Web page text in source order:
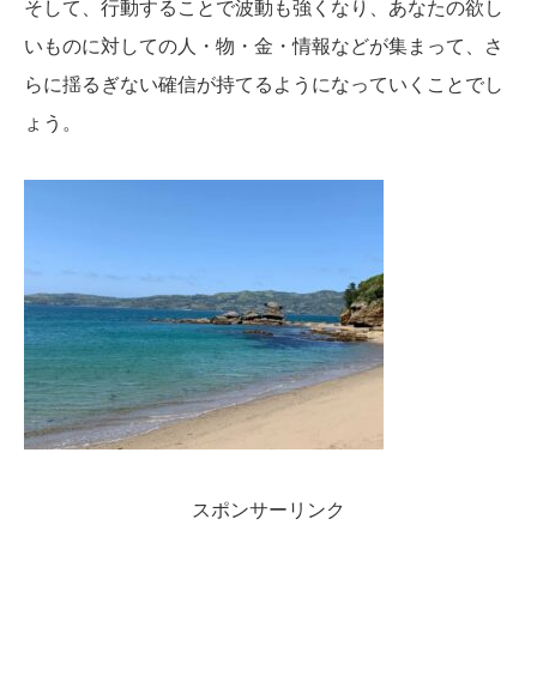
そして、行動することで波動も強くなり、あなたの欲し
いものに対しての人・物・金・情報などが集まって、さ
らに揺るぎない確信が持てるようになっていくことでし
ょう。
スポンサーリンク